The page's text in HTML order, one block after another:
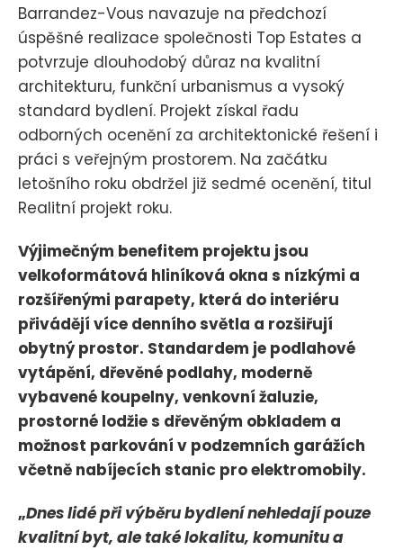
Barrandez-Vous navazuje na předchozí
úspěšné realizace společnosti Top Estates a
potvrzuje dlouhodobý důraz na kvalitní
architekturu, funkční urbanismus a vysoký
standard bydlení. Projekt získal řadu
odborných ocenění za architektonické řešení i
práci s veřejným prostorem. Na začátku
letošního roku obdržel již sedmé ocenění, titul
Realitní projekt roku.
Výjimečným benefitem projektu jsou
velkoformátová hliníková okna s nízkými a
rozšířenými parapety, která do interiéru
přivádějí více denního světla a rozšiřují
obytný prostor. Standardem je podlahové
vytápění, dřevěné podlahy, moderně
vybavené koupelny, venkovní žaluzie,
prostorné lodžie s dřevěným obkladem a
možnost parkování v podzemních garážích
včetně nabíjecích stanic pro elektromobily.
„Dnes lidé při výběru bydlení nehledají pouze
kvalitní byt, ale také lokalitu, komunitu a